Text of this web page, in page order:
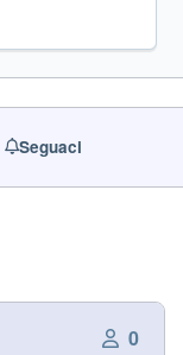
Seguaci
0